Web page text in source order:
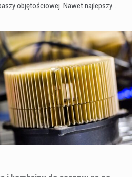
objętościowej. Nawet najlepszy…